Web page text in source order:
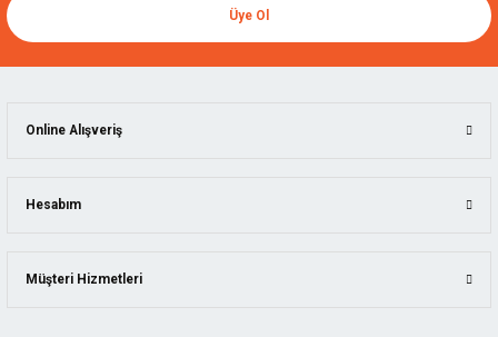
Üye Ol
Online Alışveriş
Hesabım
Müşteri Hizmetleri